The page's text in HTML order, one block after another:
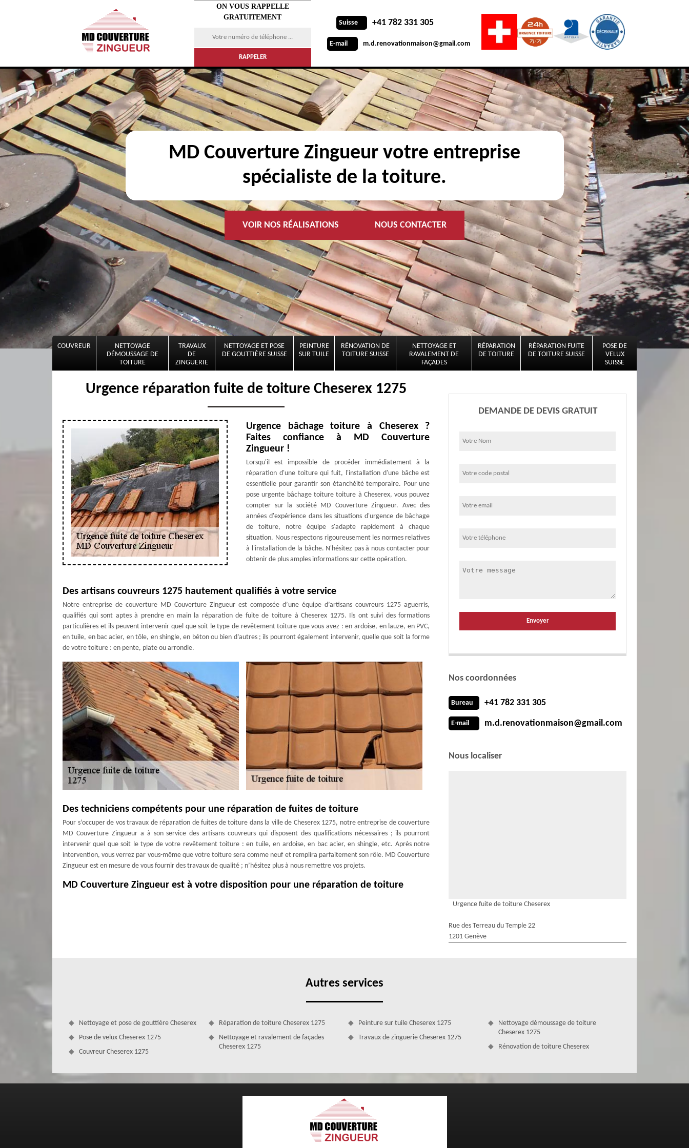
ON VOUS RAPPELLE
GRATUITEMENT
Suisse +41 782 331 305
E-mail m.d.renovationmaison@gmail.com
MD Couverture Zingueur votre entreprise
spécialiste de la toiture.
VOIR NOS RÉALISATIONS NOUS CONTACTER
COUVREUR
NETTOYAGE
DÉMOUSSAGE DE
TOITURE
TRAVAUX
DE
ZINGUERIE
NETTOYAGE ET POSE
DE GOUTTIÈRE SUISSE
PEINTURE
SUR TUILE
RÉNOVATION DE
TOITURE SUISSE
NETTOYAGE ET
RAVALEMENT DE
FAÇADES
RÉPARATION
DE TOITURE
RÉPARATION FUITE
DE TOITURE SUISSE
POSE DE
VELUX
SUISSE
Urgence réparation fuite de toiture Cheserex 1275
Urgence bâchage toiture à Cheserex ?
Faites confiance à MD Couverture
Zingueur !
Lorsqu'il est impossible de procéder immédiatement à la
réparation d'une toiture qui fuit, l'installation d'une bâche est
essentielle pour garantir son étanchéité temporaire. Pour une
pose urgente bâchage toiture toiture à Cheserex, vous pouvez
compter sur la société MD Couverture Zingueur. Avec des
années d'expérience dans les situations d'urgence de bâchage
de toiture, notre équipe s'adapte rapidement à chaque
situation. Nous respectons rigoureusement les normes relatives
à l'installation de la bâche. N'hésitez pas à nous contacter pour
obtenir de plus amples informations sur cette opération.
Des artisans couvreurs 1275 hautement qualifiés à votre service
Notre entreprise de couverture MD Couverture Zingueur est composée d’une équipe d’artisans couvreurs 1275 aguerris,
qualifiés qui sont aptes à prendre en main la réparation de fuite de toiture à Cheserex 1275. Ils ont suivi des formations
particulières et ils peuvent intervenir quel que soit le type de revêtement toiture que vous avez : en ardoise, en lauze, en PVC,
en tuile, en bac acier, en tôle, en shingle, en béton ou bien d’autres ; ils pourront également intervenir, quelle que soit la forme
de votre toiture : en pente, plate ou arrondie.
Des techniciens compétents pour une réparation de fuites de toiture
Pour s’occuper de vos travaux de réparation de fuites de toiture dans la ville de Cheserex 1275, notre entreprise de couverture
MD Couverture Zingueur a à son service des artisans couvreurs qui disposent des qualifications nécessaires ; ils pourront
intervenir quel que soit le type de votre revêtement toiture : en tuile, en ardoise, en bac acier, en shingle, etc. Après notre
intervention, vous verrez par vous-même que votre toiture sera comme neuf et remplira parfaitement son rôle. MD Couverture
Zingueur est en mesure de vous fournir des travaux de qualité ; n’hésitez plus à nous remettre vos projets.
MD Couverture Zingueur est à votre disposition pour une réparation de toiture
Faites appel à notre entreprise de couverture MD Couverture Zingueur quels que soient les travaux de couverture que vous
souhaitez. En effet, mis à part la réparation de fuite de toiture, nous sommes également en mesure de prendre en main
DEMANDE DE DEVIS GRATUIT
Nos coordonnées
Bureau +41 782 331 305
E-mail m.d.renovationmaison@gmail.com
Nous localiser
Urgence fuite de toiture Cheserex
Rue des Terreau du Temple 22
1201 Genève
Autres services
Nettoyage et pose de gouttière Cheserex
Pose de velux Cheserex 1275
Couvreur Cheserex 1275
Réparation de toiture Cheserex 1275
Nettoyage et ravalement de façades
Cheserex 1275
Peinture sur tuile Cheserex 1275
Travaux de zinguerie Cheserex 1275
Nettoyage démoussage de toiture
Cheserex 1275
Rénovation de toiture Cheserex